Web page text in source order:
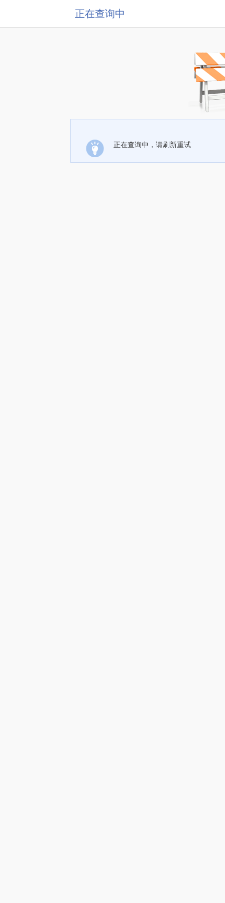
正在查询中
正在查询中，请刷新重试